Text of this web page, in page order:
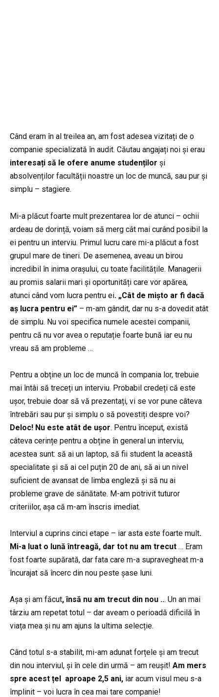
Când eram în al treilea an, am fost adesea vizitați de o
companie specializată în audit. Căutau angajați noi și erau
interesați să le ofere anume studenților și
absolvenților facultății noastre un loc de muncă, sau pur și
simplu – stagiere.
Mi-a plăcut foarte mult prezentarea lor de atunci – ochii
ardeau de dorință, voiam să merg cât mai curând posibil la
ei pentru un interviu. Primul lucru care mi-a plăcut a fost
grupul mare de tineri. De asemenea, aveau un birou
incredibil în inima orașului, cu toate facilitățile. Managerii
au promis salarii mari și oportunități care vor apărea,
atunci când vom lucra pentru ei. „Cât de mișto ar fi dacă
aș lucra pentru ei” – m-am gândit, dar nu s-a dovedit atât
de simplu. Nu voi specifica numele acestei companii,
pentru că nu vor avea o reputație foarte bună iar eu nu
vreau să am probleme …
Pentru a obține un loc de muncă în compania lor, trebuie
mai întâi să treceți un interviu. Probabil credeți că este
ușor, trebuie doar să vă prezentați, vi se vor pune câteva
întrebări sau pur și simplu o să povestiți despre voi?
Deloc! Nu este atât de ușor. Pentru început, există
câteva cerințe pentru a obține în general un interviu,
acestea sunt: să ai un laptop, să fii student la această
specialitate și să ai cel puțin 20 de ani, să ai un nivel
suficient de avansat de limba engleză și să nu ai
probleme grave de sănătate. M-am potrivit tuturor
criteriilor, așa că m-am înscris imediat.
Interviul a cuprins cinci etape – iar asta este foarte mult.
Mi-a luat o lună întreagă, dar tot nu am trecut … Eram
fost foarte supărată, dar fata care m-a supravegheat m-a
încurajat să încerc din nou peste șase luni.
Așa și am făcut, însă nu am trecut din nou ... Un an mai
târziu am repetat totul – dar aveam o perioadă dificilă în
viața mea și nu am ajuns la ultima selecție.
Când totul s-a stabilit, mi-am adunat forțele și am trecut
din nou interviul, și în cele din urmă – am reușit! Am mers
spre acest țel aproape 2,5 ani, iar acum visul meu s-a
împlinit – voi lucra în cea mai tare companie!